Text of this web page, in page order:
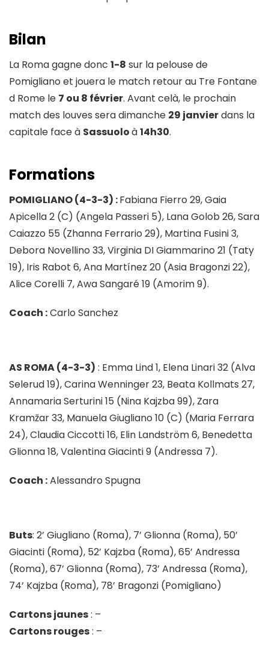
Bilan
La Roma gagne donc 1-8 sur la pelouse de
Pomigliano et jouera le match retour au Tre Fontane
d Rome le 7 ou 8 février. Avant celà, le prochain
match des louves sera dimanche 29 janvierdans la
capitale face à Sassuoloà14h30.
Formations
POMIGLIANO(4-3-3) :Fabiana Fierro 29, Gaia
Apicella 2 (C) (Angela Passeri 5), Lana Golob 26, Sara
Caiazzo 55 (Zhanna Ferrario 29), Martina Fusini 3,
Debora Novellino 33, Virginia DI Giammarino 21 (Taty
19), Iris Rabot 6, Ana Martínez 20 (Asia Bragonzi 22),
Alice Corelli 7, Awa Sangaré 19 (Amorim 9).
Coach :Carlo Sanchez
AS ROMA (4-3-3) : Emma Lind 1, Elena Linari 32 (Alva
Selerud 19), Carina Wenninger 23, Beata Kollmats 27,
Annamaria Serturini 15 (Nina Kajzba 99), Zara
Kramžar 33, Manuela Giugliano 10 (C) (Maria Ferrara
24), Claudia Ciccotti 16, Elin Landström 6, Benedetta
Glionna 18, Valentina Giacinti 9 (Andressa 7).
Coach :Alessandro Spugna
Buts: 2’ Giugliano (Roma), 7’ Glionna (Roma), 50’
Giacinti (Roma), 52’ Kajzba (Roma), 65’ Andressa
(Roma), 67’ Glionna (Roma), 73’ Andressa (Roma),
74’ Kajzba (Roma), 78’ Bragonzi (Pomigliano)
Cartons jaunes: –
Cartons rouges: –